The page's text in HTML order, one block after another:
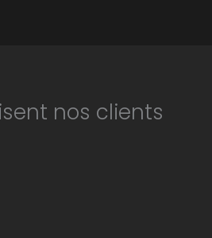
nos clients